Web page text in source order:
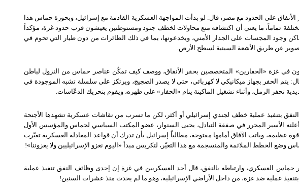
على الحدود مع مصر، قال: لو بدأت المواجهة العسكرية القادمة مع إسرائيل، وبحوزة حماس هذا
تماماً، ما يعني أن اكتشافه منع محاولات لخطف جنود ومستوطنين يعيشون قرب حدود غزة، مؤكداً
وجود المجسات على الجدار الأمني، ويخدعونها، بما في ذلك الطائرات من دون طيار التي تحوم في
عن طريق الأشعة السينية لسطح الأرض.
في غزة «الحفارين» المتخصصين بحفر الأنفاق، ووصف كيف تمكّن عناصر حماس من النزول لباطن
: يتم الحفر بجهاز ميكانيكي لا كهربائي، حتى لا يصدر الضجيج، ويرتكز على سلسلة تشبه الموجودة في
تحفر الرمل، وأثناء تشغيل الماكينة ينام «الحفار » على ظهره، ويقوم بتحريك الدعّاسات
بتنفيذ عملية خطف لجندي إسرائيلي أو أكثر، لكن ما تسرب من نقاشات عسكرية تشهدها الأجنحة
الأسير المحرر في صفقة التبادل، يحيى السنوار، عضو المكتب السياسي لحماس والمؤسس الأول
عظيمة، وباتت الآفاق أمامها مفتوحة، مطالباً إسرائيل بأن تدرك أن قواعد المعادلة العسكرية تغيّرت
وضع الخطط الملائمة والمنسجمة مع هذا التغيّر، لتكريس مبدأ «اليوم نغزو الإسرائيليين ولا يغزوننا»!
حماس العسكري، وارتباطه بالنفق، قال أحد العسكريين في غزة إن إحدى وظائف النفق تنفيذ عملية
عملية ضد غزة، من داخل الأراضي الإسرائيلية، وهو ما لم يحدث منذ عشرات السنين!